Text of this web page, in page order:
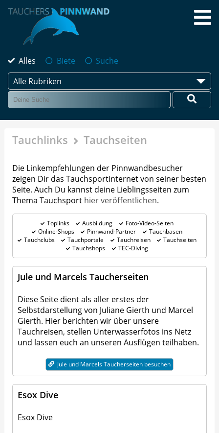
Alles Biete
Suche
Alle Rubriken
Tauchlinks Tauchseiten
Die Linkempfehlungen der Pinnwandbesucher
zeigen Dir das Tauchsportinternet von seiner besten
Seite. Auch Du kannst deine Lieblingsseiten zum
Thema Tauchsport hier veröffentlichen.
Toplinks Ausbildung
Foto-Video-Seiten
Online-Shops
Pinnwand-Partner
Tauchbasen
Tauchclubs
Tauchportale Tauchreisen
Tauchseiten
Tauchshops
TEC-Diving
Jule und Marcels Taucherseiten
Diese Seite dient als aller erstes der
Selbstdarstellung von Juliane Gierth und Marcel
Gierth. Hier berichten wir über unsere
Tauchreisen, stellen Unterwasserfotos ins Netz
und lassen euch an unseren Ausflügen teilhaben.
Jule und Marcels Taucherseiten besuchen
Esox Dive
Esox Dive